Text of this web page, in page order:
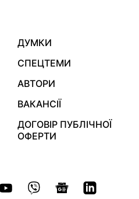
ДУМКИ
СПЕЦТЕМИ
АВТОРИ
ВАКАНСІЇ
ДОГОВІР ПУБЛІЧНОЇ
ОФЕРТИ